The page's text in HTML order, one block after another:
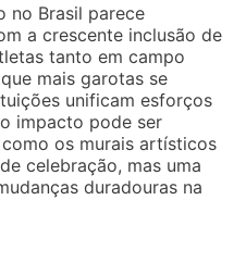
no Brasil parece
a crescente inclusão de
tanto em campo
mais garotas se
unificam esforços
impacto pode ser
os murais artísticos
celebração, mas uma
duradouras na